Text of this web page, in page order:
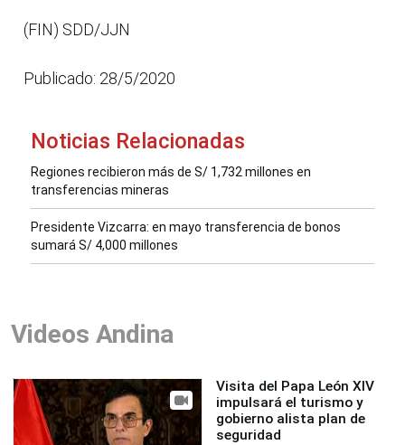
(FIN) SDD/JJN
Publicado: 28/5/2020
Noticias Relacionadas
Regiones recibieron más de S/ 1,732 millones en
transferencias mineras
Presidente Vizcarra: en mayo transferencia de bonos
sumará S/ 4,000 millones
Videos Andina
Visita del Papa León XIV
impulsará el turismo y
gobierno alista plan de
seguridad